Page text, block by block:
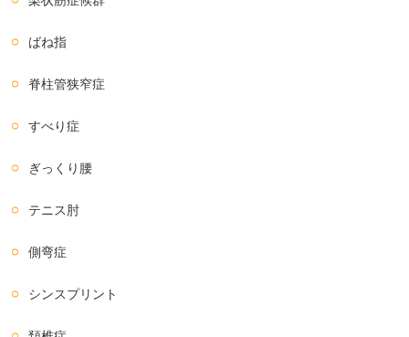
ばね指
脊柱管狭窄症
すべり症
ぎっくり腰
テニス肘
側弯症
シンスプリント